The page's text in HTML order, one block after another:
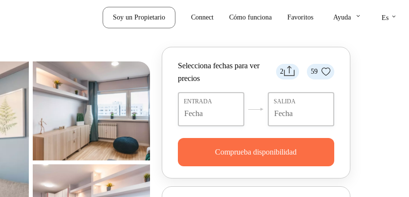
Soy un Propietario Connect Cómo funciona Favoritos Ayuda keyboard_arrow_down Es keyboard_arrow_down
2 59
Selecciona fechas para ver
precios
ENTRADA SALIDA
Comprueba disponibilidad